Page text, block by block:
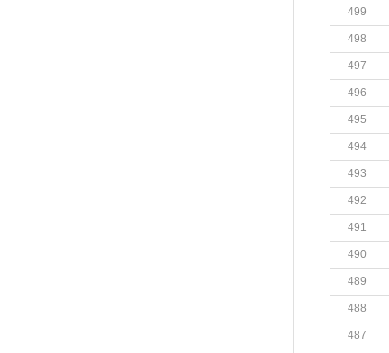
499
498
497
496
495
494
493
492
491
490
489
488
487